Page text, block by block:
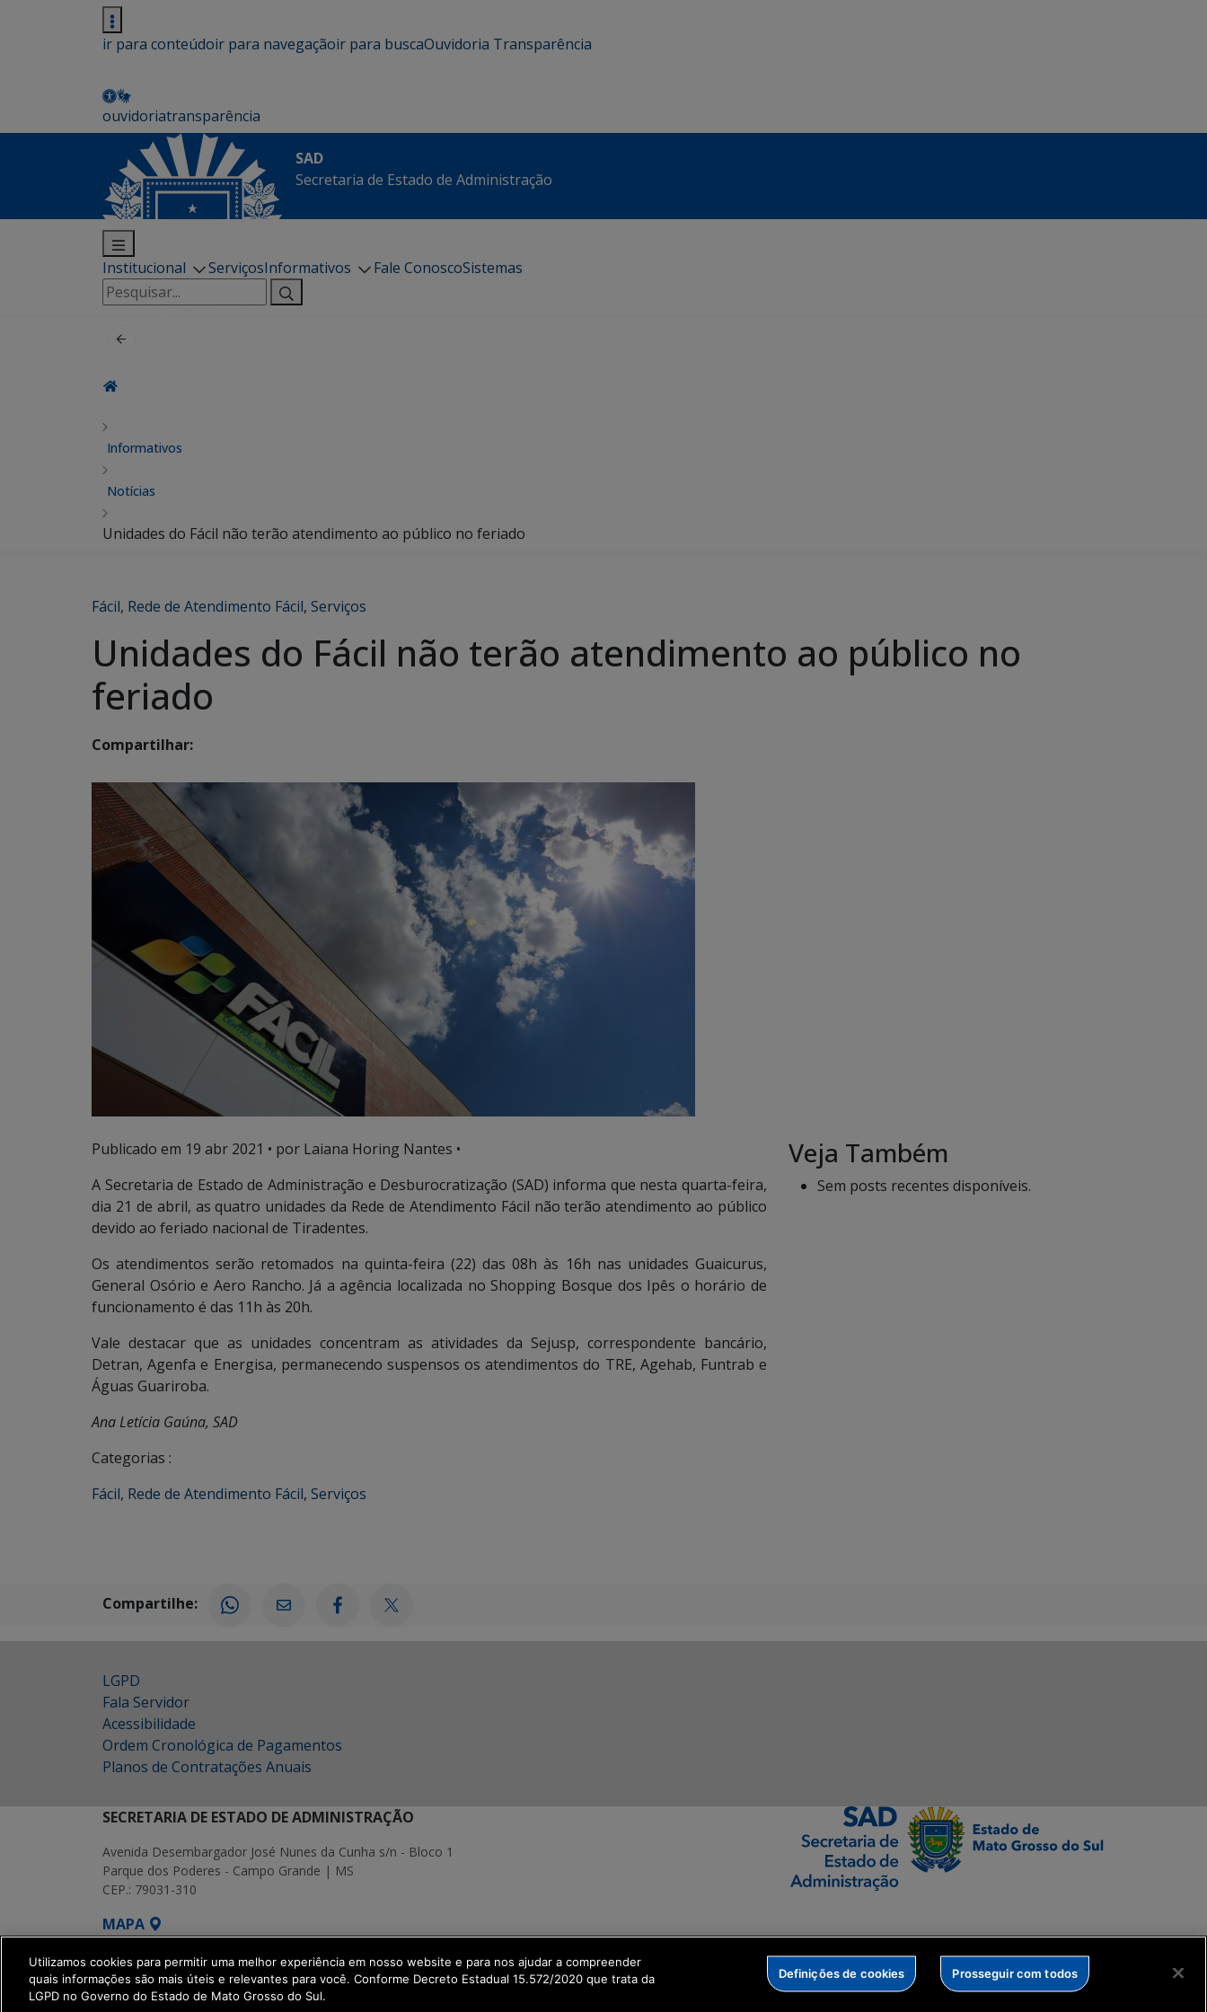
ir para conteúdoir para navegaçãoir para buscaOuvidoria Transparência
ouvidoriatransparência
SAD
Secretaria de Estado de Administração
Institucional ServiçosInformativos Fale ConoscoSistemas
Pesquisar
por:
Informativos
Notícias
Unidades do Fácil não terão atendimento ao público no feriado
Fácil, Rede de Atendimento Fácil, Serviços
Unidades do Fácil não terão atendimento ao público no
feriado
Compartilhar:
Publicado em 19 abr 2021 • por Laiana Horing Nantes •
A Secretaria de Estado de Administração e Desburocratização (SAD) informa que nesta quarta-feira,
dia 21 de abril, as quatro unidades da Rede de Atendimento Fácil não terão atendimento ao público
devido ao feriado nacional de Tiradentes.
Os atendimentos serão retomados na quinta-feira (22) das 08h às 16h nas unidades Guaicurus,
General Osório e Aero Rancho. Já a agência localizada no Shopping Bosque dos Ipês o horário de
funcionamento é das 11h às 20h.
Vale destacar que as unidades concentram as atividades da Sejusp, correspondente bancário,
Detran, Agenfa e Energisa, permanecendo suspensos os atendimentos do TRE, Agehab, Funtrab e
Águas Guariroba.
Ana Letícia Gaúna, SAD
Categorias :
Fácil, Rede de Atendimento Fácil, Serviços
Veja Também
Sem posts recentes disponíveis.
Compartilhe:
LGPD
Fala Servidor
Acessibilidade
Ordem Cronológica de Pagamentos
Planos de Contratações Anuais
SECRETARIA DE ESTADO DE ADMINISTRAÇÃO
Avenida Desembargador José Nunes da Cunha s/n - Bloco 1
Parque dos Poderes - Campo Grande | MS
CEP.: 79031-310
MAPA
SETDIG | Secretaria-Executiva de Transformação Digital
get_footer();
Utilizamos cookies para permitir uma melhor experiência em nosso website e para nos ajudar a compreender
quais informações são mais úteis e relevantes para você. Conforme Decreto Estadual 15.572/2020 que trata da
LGPD no Governo do Estado de Mato Grosso do Sul.
Definições de cookies Prosseguir com todos